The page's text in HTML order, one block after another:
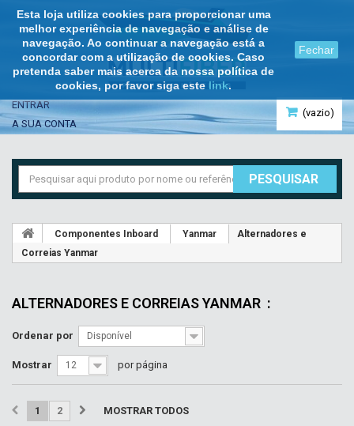
Esta loja utiliza cookies para proporcionar uma
melhor experiência de navegação e análise de
navegação. Ao continuar a navegação está a
concordar com a utilização de cookies. Caso
pretenda saber mais acerca da nossa política de
cookies, por favor siga este link.
Fechar
(vazio)
ENTRAR
A SUA CONTA
PESQUISAR
Componentes Inboard Yanmar
Alternadores e
Correias Yanmar
ALTERNADORES E CORREIAS YANMAR :
Ordenar por Disponível
Mostrar 12 por página
MOSTRAR TODOS
1 2